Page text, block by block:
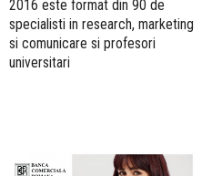
2016 este format din 90 de
specialisti in research, marketing
si comunicare si profesori
universitari